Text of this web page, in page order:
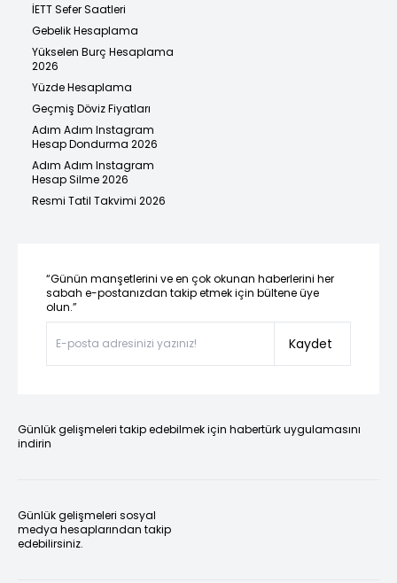
İETT Sefer Saatleri
Gebelik Hesaplama
Yükselen Burç Hesaplama
2026
Yüzde Hesaplama
Geçmiş Döviz Fiyatları
Adım Adım Instagram
Hesap Dondurma 2026
Adım Adım Instagram
Hesap Silme 2026
Resmi Tatil Takvimi 2026
“Günün manşetlerini ve en çok okunan haberlerini her
sabah e-postanızdan takip etmek için bültene üye
olun.”
Kaydet
Günlük gelişmeleri takip edebilmek için habertürk uygulamasını
indirin
Günlük gelişmeleri sosyal
medya hesaplarından takip
edebilirsiniz.